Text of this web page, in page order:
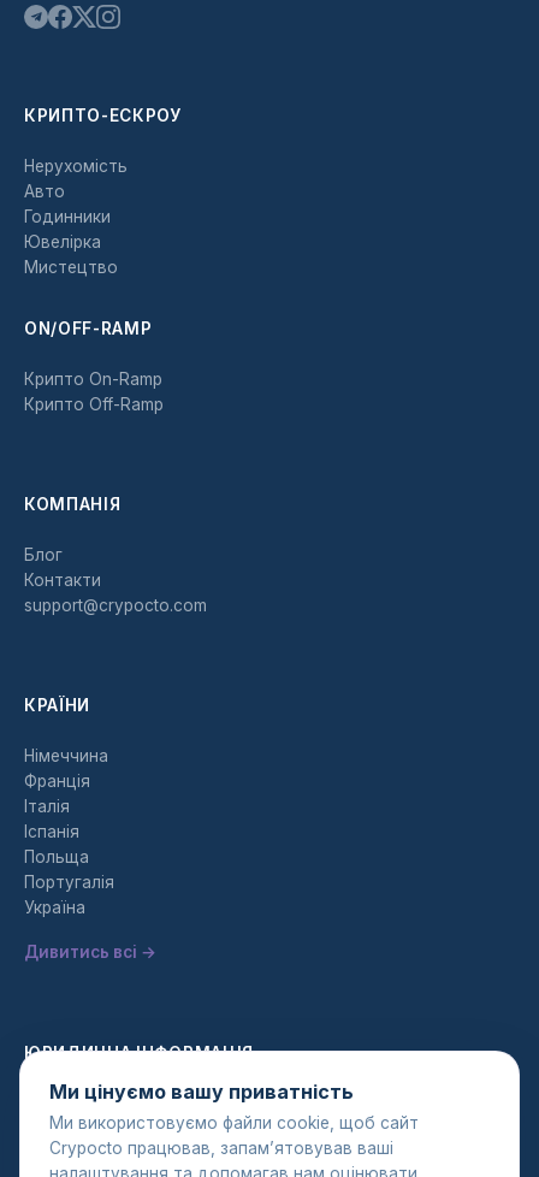
КРИПТО-ЕСКРОУ
Нерухомість
Авто
Годинники
Ювелірка
Мистецтво
ON/OFF-RAMP
Крипто On-Ramp
Крипто Off-Ramp
КОМПАНІЯ
Блог
Контакти
support@crypocto.com
КРАЇНИ
Німеччина
Франція
Італія
Іспанія
Польща
Португалія
Україна
Дивитись всі →
ЮРИДИЧНА ІНФОРМАЦІЯ
Політика конфіденційності
Умови використання
Політика AML
Ми цінуємо вашу приватність
Ми використовуємо файли cookie, щоб сайт
Crypocto працював, запам’ятовував ваші